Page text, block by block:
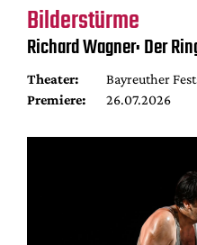
Bilderstürme
Richard Wagner: Der
Theater:
Bayreuther
Premiere:
26.07.2026